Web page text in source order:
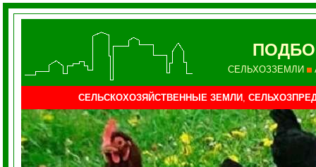
СЕЛЬХОЗЗЕМЛИ
СЕЛЬСКОХОЗЯЙСТВЕННЫЕ ЗЕМЛИ ,